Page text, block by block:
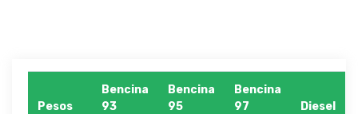
Pesos
Bencina
93
Bencina
95
Bencina
97
Diesel